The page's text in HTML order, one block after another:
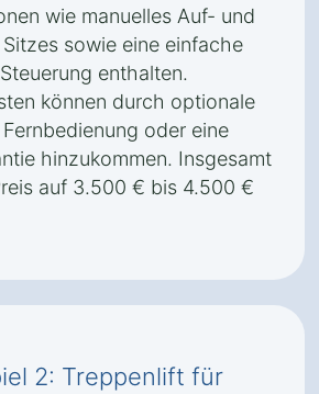
wie manuelles Auf- und
sowie eine einfache
enthalten.
können durch optionale
oder eine
hinzukommen. Insgesamt
auf 3.500 € bis 4.500 €
2: Treppenlift für